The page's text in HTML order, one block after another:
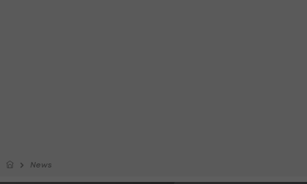
News